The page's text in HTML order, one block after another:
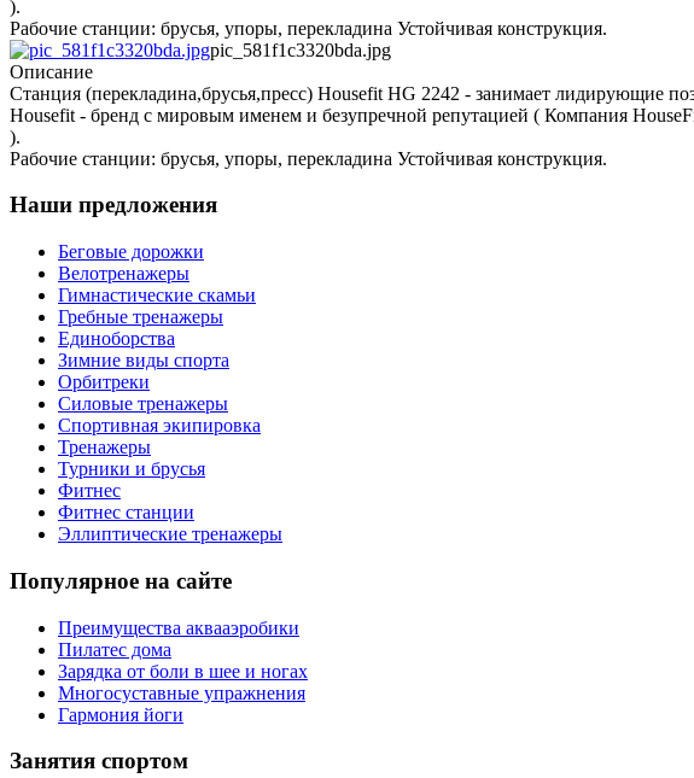
).
Рабочие станции: брусья, упоры, перекладина Устойчивая конструкция.
pic_581f1c3320bda.jpg
Описание
Станция (перекладина,брусья,пресс) Housefit HG 2242 - занимает лидирующие
Housefit - бренд с мировым именем и безупречной репутацией ( Компания
).
Рабочие станции: брусья, упоры, перекладина Устойчивая конструкция.
Наши предложения
Беговые дорожки
Велотренажеры
Гимнастические скамьи
Гребные тренажеры
Единоборства
Зимние виды спорта
Орбитреки
Силовые тренажеры
Спортивная экипировка
Тренажеры
Турники и брусья
Фитнес
Фитнес станции
Эллиптические тренажеры
Популярное на сайте
Преимущества аквааэробики
Пилатес дома
Зарядка от боли в шее и ногах
Многосуставные упражнения
Гармония йоги
Занятия спортом